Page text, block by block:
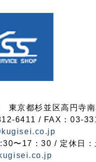
東京都杉並区高円寺
6411 / FAX：03-
〜17：30 / 定休日：